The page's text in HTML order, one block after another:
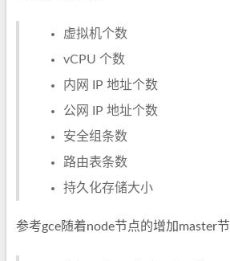
虚拟机个数
vCPU 个数
内网 IP 地址个数
公网 IP 地址个数
安全组条数
路由表条数
持久化存储大小
参考gce随着node节点的增加master节